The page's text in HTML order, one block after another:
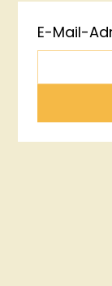
E-Mail-